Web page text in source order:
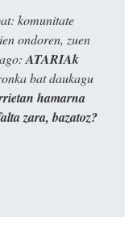
komunitate
ondoren, zuen
ATARIAk
bat daukagu
hamarna
zara, bazatoz?